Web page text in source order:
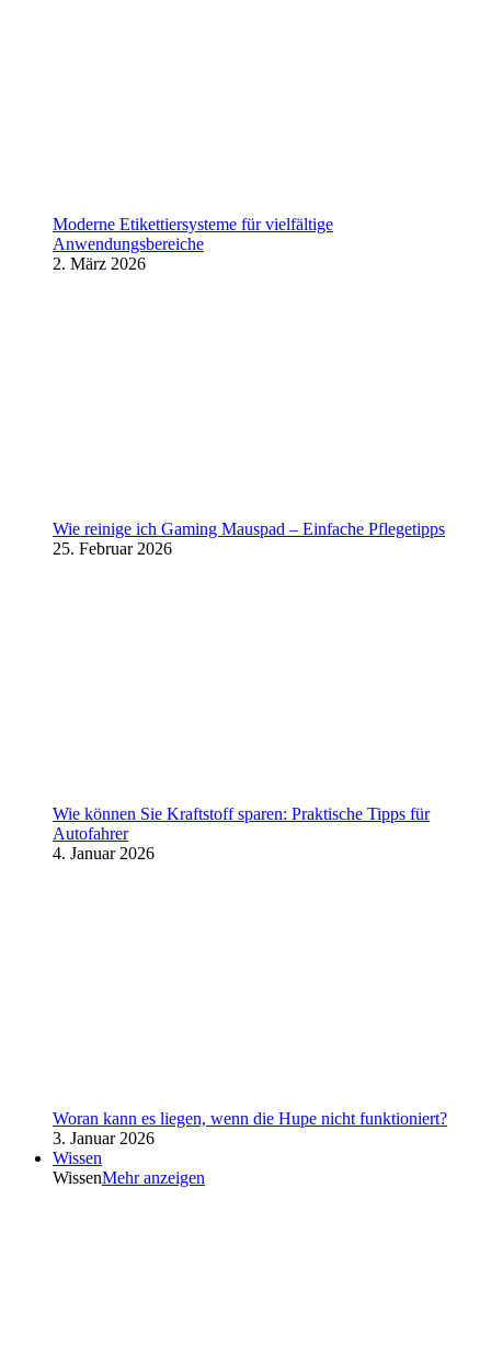
Moderne Etikettiersysteme für vielfältige
Anwendungsbereiche
2. März 2026
Wie reinige ich Gaming Mauspad – Einfache Pflegetipps
25. Februar 2026
Wie können Sie Kraftstoff sparen: Praktische Tipps für
Autofahrer
4. Januar 2026
Woran kann es liegen, wenn die Hupe nicht funktioniert?
3. Januar 2026
Wissen
WissenMehr anzeigen